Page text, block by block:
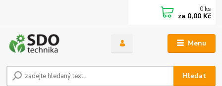
Menu
Hledat
0 ks
za 0,00 Kč